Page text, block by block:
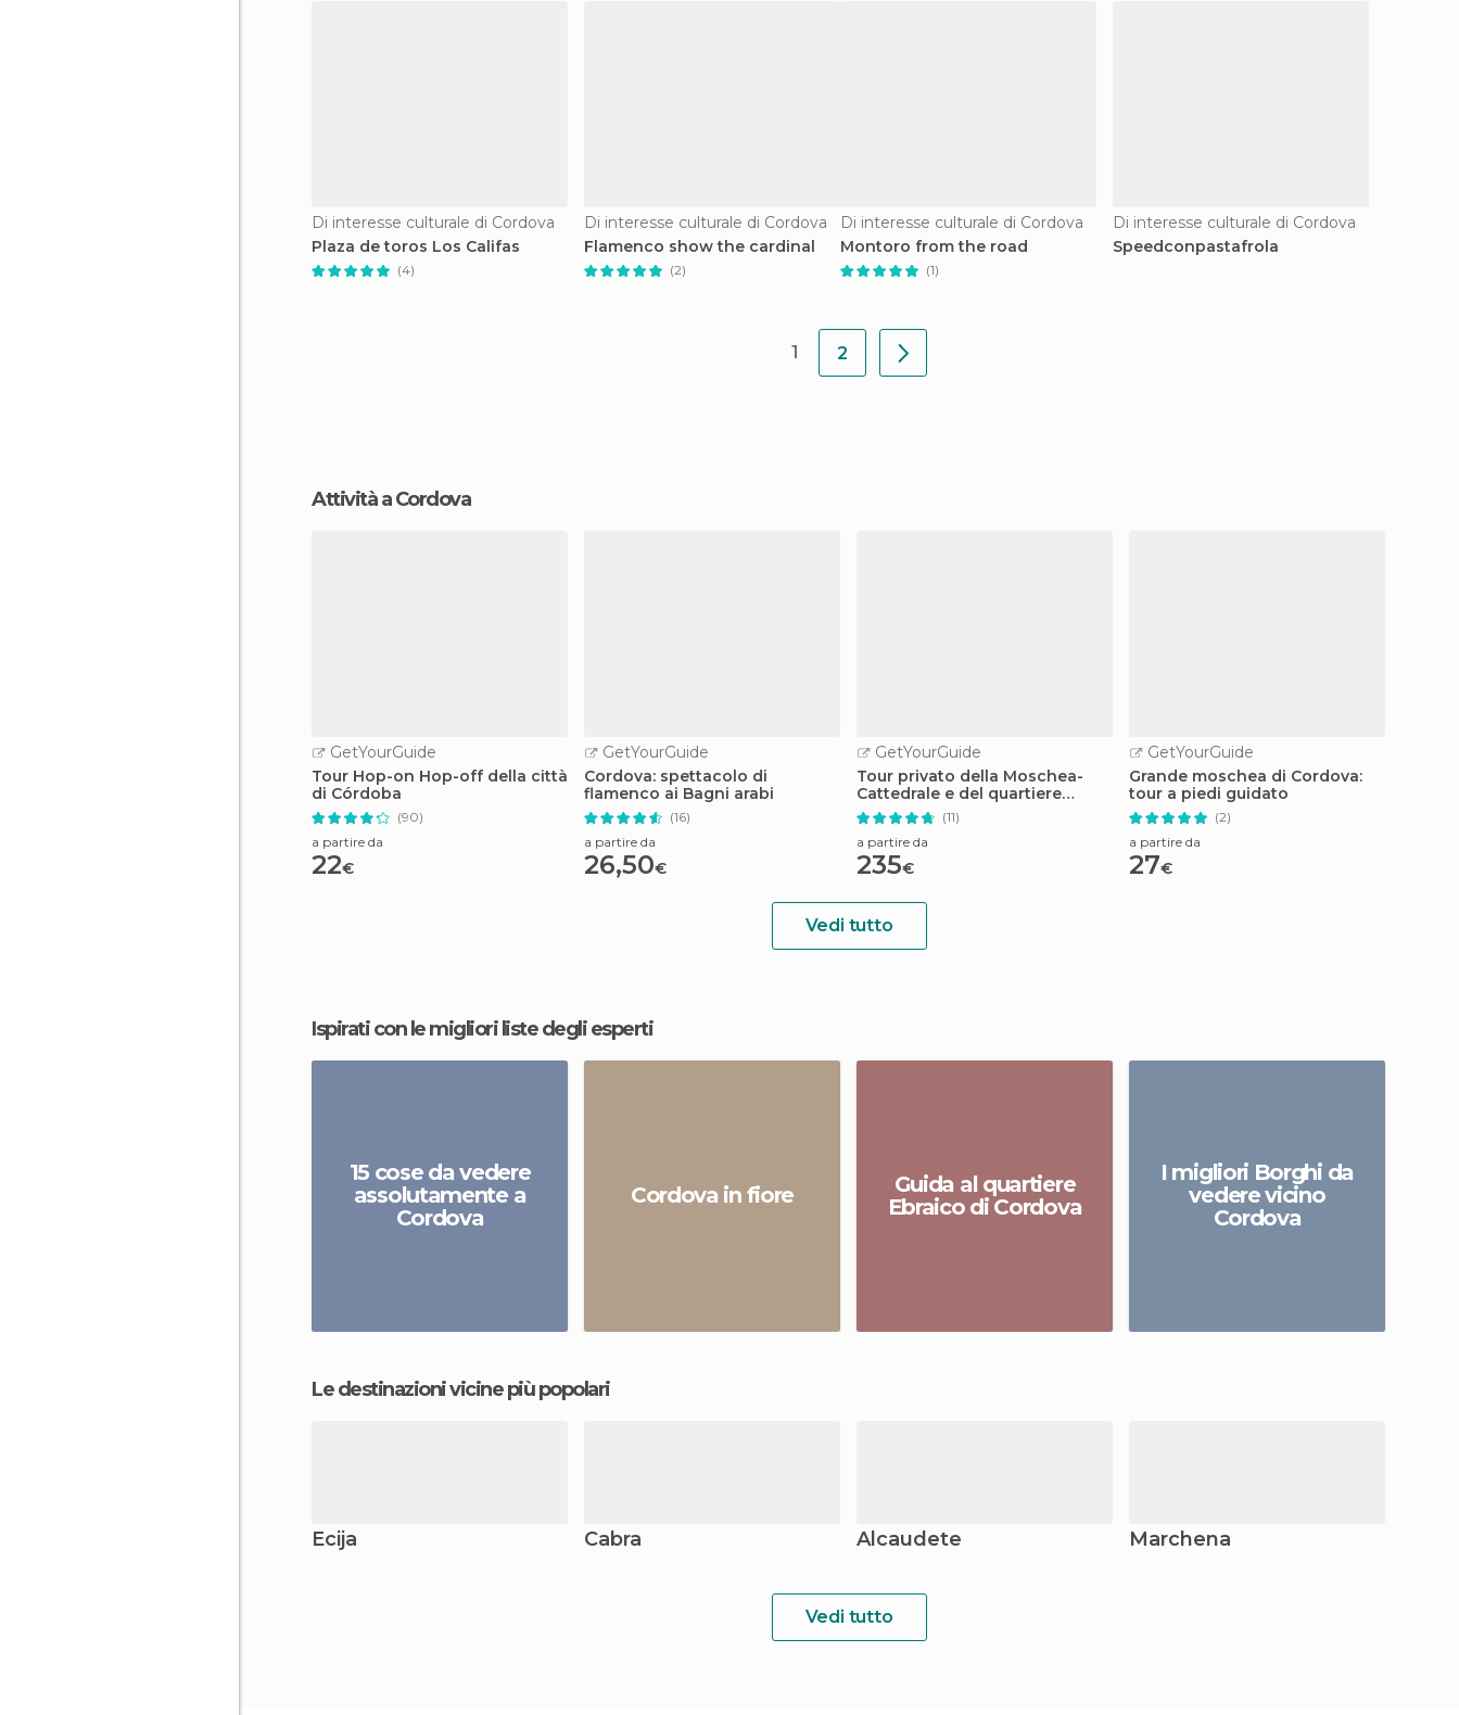
Di interesse culturale di Cordova
Plaza de toros Los Califas
(4)
Di interesse culturale di Cordova
Flamenco show the cardinal
(2)
Di interesse culturale di Cordova
Montoro from the road
(1)
Di interesse culturale di Cordova
Speedconpastafrola
1 2
Attività a Cordova
GetYourGuide
Tour Hop-on Hop-off della città
di Córdoba
(90)
a partire da
22€
GetYourGuide
Cordova: spettacolo di
flamenco ai Bagni arabi
(16)
a partire da
26,50€
GetYourGuide
Tour privato della Moschea-
Cattedrale e del quartiere
ebraico
(11)
a partire da
235€
GetYourGuide
Grande moschea di Cordova:
tour a piedi guidato
(2)
a partire da
27€
Vedi tutto
Ispirati con le migliori liste degli esperti
15 cose da vedere
assolutamente a
Cordova
Cordova in fiore
Guida al quartiere
Ebraico di Cordova
I migliori Borghi da
vedere vicino
Cordova
Le destinazioni vicine più popolari
Écija Cabra Alcaudete Marchena
Vedi tutto